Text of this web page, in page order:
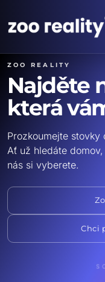
ZOO reality
Najděte
která
Prozkoumejte stovky
Ať už hledáte
nás si vyberete.
Chci